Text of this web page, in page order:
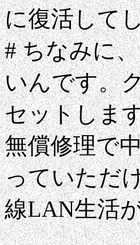
に復活して
# ちなみに
いんです。
セットしま
無償修理で
っていただ
線LAN生活